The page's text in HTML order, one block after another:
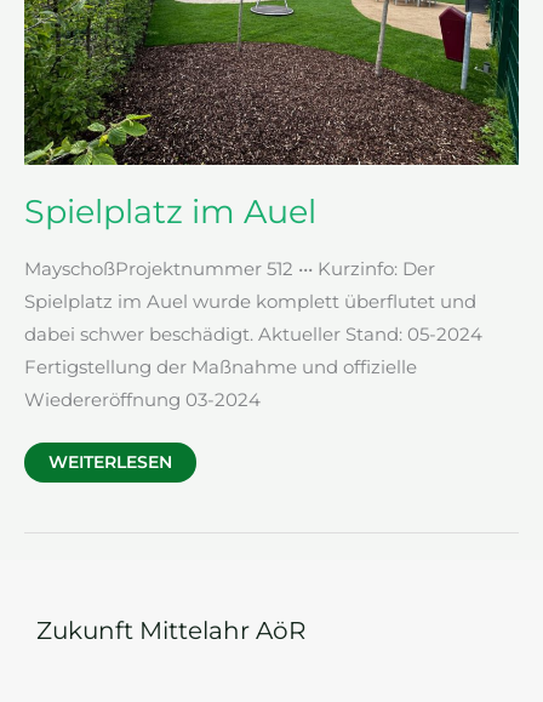
Spielplatz im Auel
MayschoßProjektnummer 512 ••• Kurzinfo: Der
Spielplatz im Auel wurde komplett überflutet und
dabei schwer beschädigt. Aktueller Stand: 05-2024
Fertigstellung der Maßnahme und offizielle
Wiedereröffnung 03-2024
SPIELPLATZ
WEITERLESEN
Zukunft Mittelahr AöR